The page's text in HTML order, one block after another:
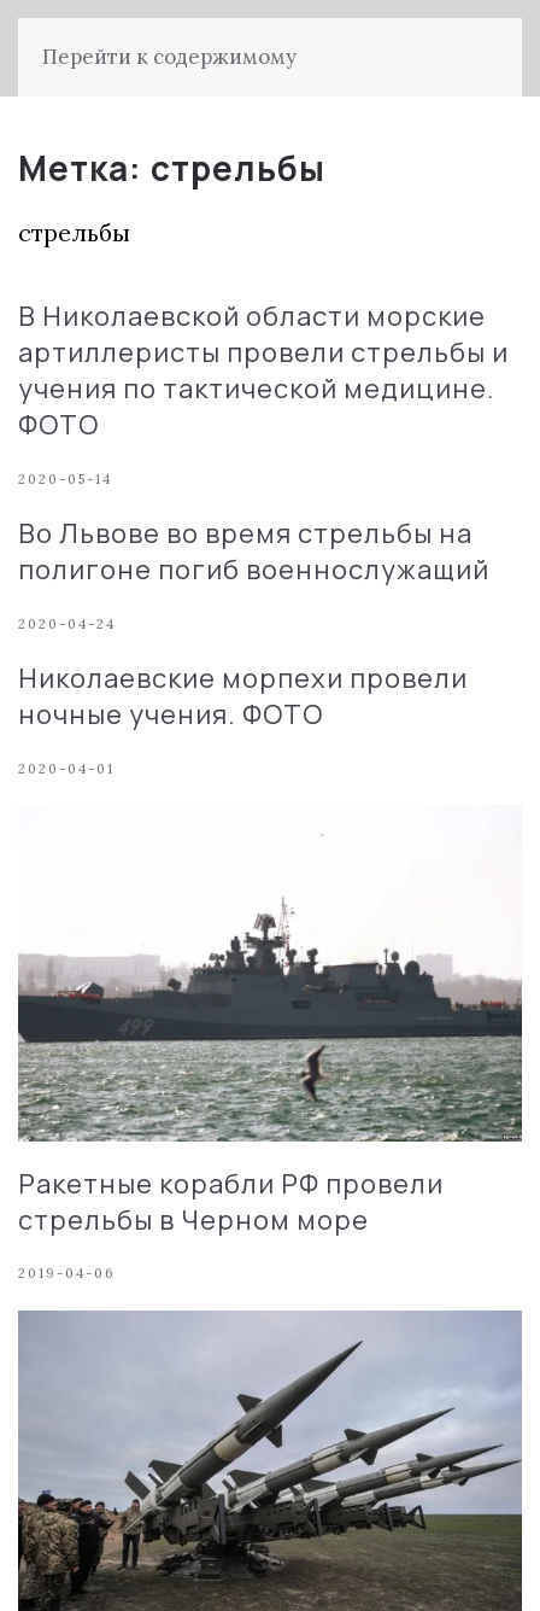
Перейти к содержимому
Метка: стрельбы
стрельбы
В Николаевской области морские
артиллеристы провели стрельбы и
учения по тактической медицине.
ФОТО
2020-05-14
Во Львове во время стрельбы на
полигоне погиб военнослужащий
2020-04-24
Николаевские морпехи провели
ночные учения. ФОТО
2020-04-01
Ракетные корабли РФ провели
стрельбы в Черном море
2019-04-06